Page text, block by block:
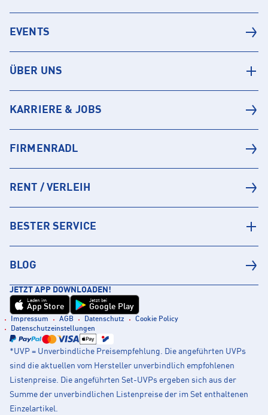
EVENTS
ÜBER UNS
KARRIERE & JOBS
FIRMENRADL
RENT / VERLEIH
BESTER SERVICE
BLOG
JETZT APP DOWNLOADEN!
Laden im
App Store
Jetzt bei
Google Play
Impressum AGB Datenschutz
Cookie Policy
Datenschutzeinstellungen
*UVP = Unverbindliche Preisempfehlung. Die angeführten UVPs
sind die aktuellen vom Hersteller unverbindlich empfohlenen
Listenpreise. Die angeführten Set-UVPs ergeben sich aus der
Summe der unverbindlichen Listenpreise der im Set enthaltenen
Einzelartikel.